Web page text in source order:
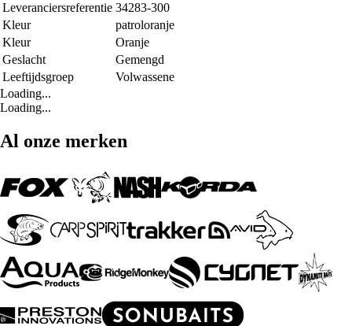
Leveranciersreferentie 34283-300
Kleur
patroloranje
Kleur
Oranje
Geslacht
Gemengd
Leeftijdsgroep
Volwassene
Loading...
Loading...
Al onze merken